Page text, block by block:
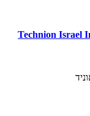
Technion Israel